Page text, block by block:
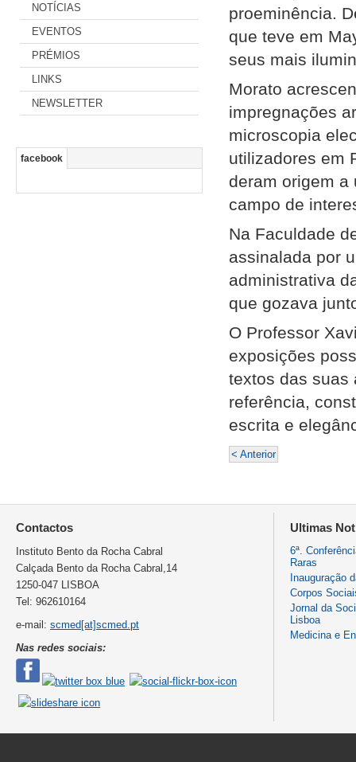
NOTÍCIAS
EVENTOS
PRÉMIOS
LINKS
NEWSLETTER
facebook
proeminência.
que teve em
seus mais
Morato
impregnações
microscopia
utilizadores em
deram origem a
campo de
Na Faculdade
assinalada por
administrativa
que gozava
O Professor
exposições
textos das suas
referência,
escrita e
< Anterior
Contactos
Instituto Bento da Rocha Cabral
Calçada Bento da Rocha Cabral,14
1250-047 LISBOA
Tel: 962610164
e-mail: scmed[at]scmed.pt
Nas redes sociais:
Ultimas
6ª.
Raras
Inauguração
Corpos
Jornal da
Lisboa
Medicina e